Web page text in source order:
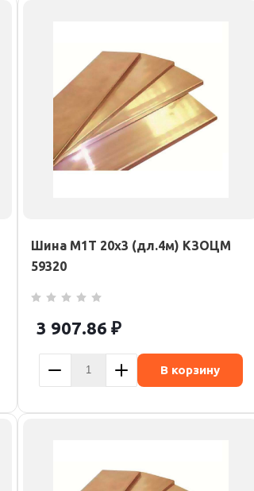
Шина М1Т 20х3 (дл.4м) КЗОЦМ
59320
3 907.86 ₽
В корзину